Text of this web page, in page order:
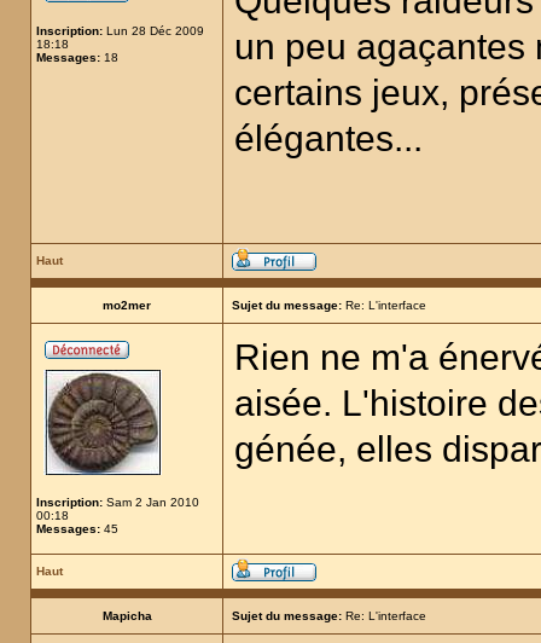
Inscription: Lun 28 Déc 2009
18:18
Messages: 18
un peu agaçantes
certains jeux,
élégantes...
Haut
mo2mer Sujet du message: Re: L'interface
Inscription: Sam 2 Jan 2010
00:18
Messages: 45
Rien ne m'a
aisée. L'histoire
génée, elles
Haut
Mapicha Sujet du message: Re: L'interface